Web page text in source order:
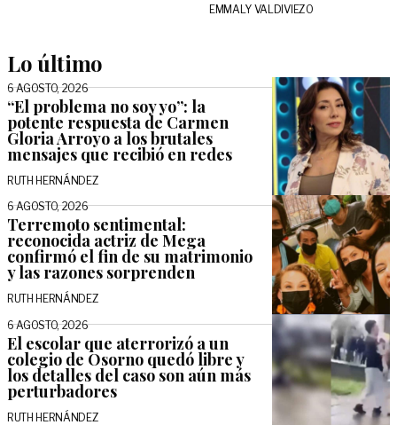
EMMALY VALDIVIEZO
Lo último
6 AGOSTO, 2026
“El problema no soy yo”: la
potente respuesta de Carmen
Gloria Arroyo a los brutales
mensajes que recibió en redes
RUTH HERNÁNDEZ
6 AGOSTO, 2026
Terremoto sentimental:
reconocida actriz de Mega
confirmó el fin de su matrimonio
y las razones sorprenden
RUTH HERNÁNDEZ
6 AGOSTO, 2026
El escolar que aterrorizó a un
colegio de Osorno quedó libre y
los detalles del caso son aún más
perturbadores
RUTH HERNÁNDEZ